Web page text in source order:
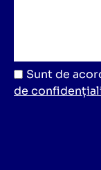
Sunt de
de